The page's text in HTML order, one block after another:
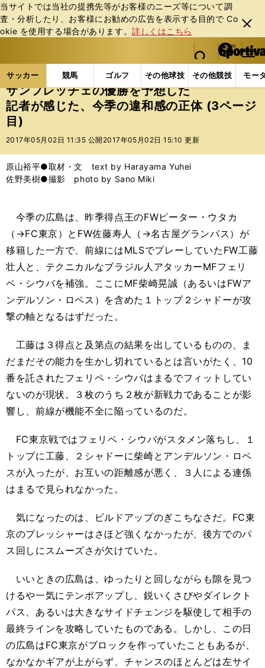
当サイトでは当社の提携先等がお客様のニーズ等について調
査・分析したり、お客様にお勧めの広告を表⽰する⽬的で Co
okie を使⽤する場合があります。詳しくはこちら
閉じ
る
web Sportiva (webスポルティーバ)
検索
マイペ
ー
ジ
メニュ
サッカー 競馬 ゴルフ その他球技 その他競技 モー
ス
ポ
ル
テ
ー
バ
サッカーの記事一覧 Jリーグ他 Jリーグ サンフ
サンフレッチェの優勝を予想した
記者が感じた、今季の違和感の正体 (3ページ
目)
2017年05月02日 11:35 公開 2017年05月02日 15:10 更新
原山裕平●取材・文 text by Harayama Yuhei
佐野美樹●撮影 photo by Sano Miki
今季の広島は、昨季得点王のFWピーター・ウタカ
（→FC東京）とFW佐藤寿人（→名古屋グランパス）が
移籍した一方で、前線にはMLSでプレーしていたFW工藤
壮人と、テクニカルなブラジル人アタッカーMFフェリ
ペ・シウバを補強。ここにMF柴崎晃誠（あるいはFWア
ンデルソン・ロペス）を含めた１トップ２シャドーが攻
撃の軸となるはずだった。
工藤は３得点と及第点の結果を出しているものの、ま
だまだその能力を生かし切れているとは言いがたく、10
番を託されたフェリペ・シウバはまるでフィットしてい
ないのが現状。３枚のうち２枚が新戦力であることが影
響し、前線が機能不全に陥っているのだ。
FC東京戦ではフェリペ・シウバがスタメン落ちし、１
トップに工藤、２シャドーに柴崎とアンデルソン・ロペ
スが入ったが、お互いの距離感が悪く、３人による連係
はまるで見られなかった。
気になったのは、ビルドアップのぎこちなさだ。FC東
京のプレッシャーはさほど強くなかったが、後方でのパ
ス回しにスムーズさが欠けていた。
いいときの広島は、ゆったりと回しながらも隙を見つ
けるや一気にテンポアップし、鋭いくさびやダイレクト
パス、あるいは大きなサイドチェンジを駆使して相手の
最終ラインを攻略していたものである。しかし、この日
の広島はFC東京がブロックを作っていたこともあるが、
なかなかギアが上がらず、チャンスのほとんどは左サイ